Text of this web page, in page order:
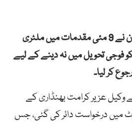
بانی پی ٹی آئی عمران خان نے 9 مئی مقدمات میں ملٹری
فوجی تحویل میں نہ دینے کے لیے
کر لیا۔
عزیر کرامت بھنڈاری کے
میں درخواست دائر کی گئی، جس